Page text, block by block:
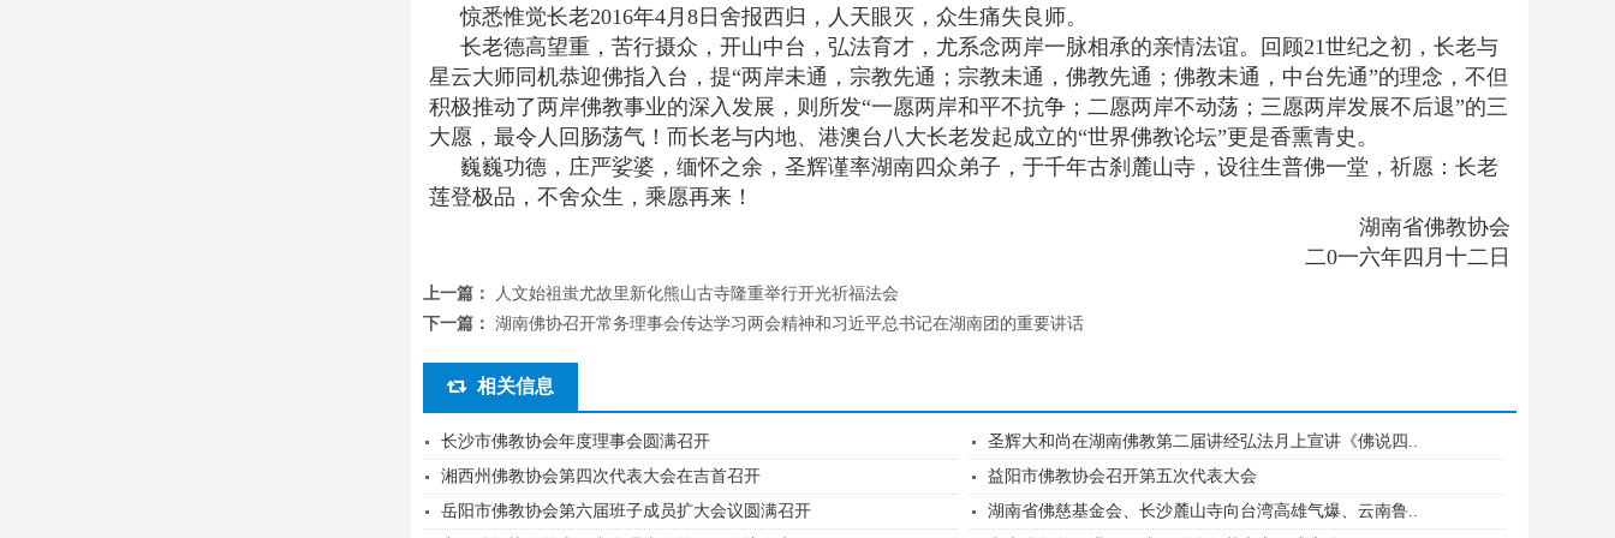
惊悉惟觉长老2016年4月8日舍报西归，人天眼灭，众生痛失良师。
长老德高望重，苦行摄众，开山中台，弘法育才，尤系念两岸一脉相承的亲情法谊。回顾21世纪之初，长老与
星云大师同机恭迎佛指入台，提“两岸未通，宗教先通；宗教未通，佛教先通；佛教未通，中台先通”的理念，不但
积极推动了两岸佛教事业的深入发展，则所发“一愿两岸和平不抗争；二愿两岸不动荡；三愿两岸发展不后退”的三
大愿，最令人回肠荡气！而长老与内地、港澳台八大长老发起成立的“世界佛教论坛”更是香熏青史。
巍巍功德，庄严娑婆，缅怀之余，圣辉谨率湖南四众弟子，于千年古刹麓山寺，设往生普佛一堂，祈愿：长老
莲登极品，不舍众生，乘愿再来！
湖南省佛教协会
二0一六年四月十二日
上一篇：
人文始祖蚩尤故里新化熊山古寺隆重举行开光祈福法会
下一篇： 湖南佛协召开常务理事会传达学习两会精神和习近平总书记在湖南团的重要讲话
相关信息
长沙市佛教协会年度理事会圆满召开
圣辉大和尚在湖南佛教第二届讲经弘法月上宣讲《佛说四..
湘西州佛教协会第四次代表大会在吉首召开
益阳市佛教协会召开第五次代表大会
岳阳市佛教协会第六届班子成员扩大会议圆满召开
湖南省佛慈基金会、长沙麓山寺向台湾高雄气爆、云南鲁..